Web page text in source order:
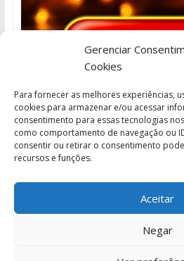
Gerenciar
Cookies
Para fornecer as melhores experiências,
cookies para armazenar e/ou acessar
consentimento para essas tecnologias
como comportamento de navegação ou
consentir ou retirar o consentimento
recursos e funções.
Aceitar
Negar